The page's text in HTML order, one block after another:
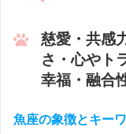
慈愛・共感
さ・心やト
幸福・融合
魚座の象徴とキー